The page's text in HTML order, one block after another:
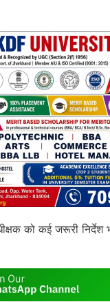
को कई जरूरी निर्देश